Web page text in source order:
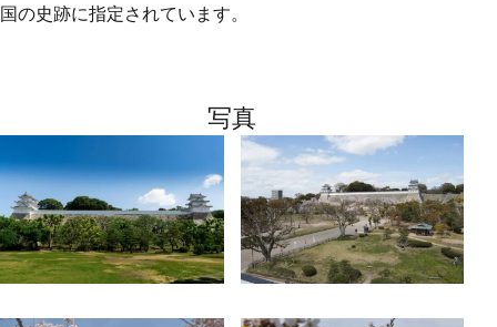
国の史跡に指定されています。
写真